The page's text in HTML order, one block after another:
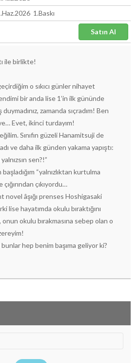
1.Baskı
ile birlikte!
o sıkıcı günler nihayet
bir anda lise 1’in ilk gününde
zamanda sıçradım! Ben
Evet, ikinci turdayım!
Sınıfın güzeli Hanamitsuji de
ve daha ilk günden yakama yapıştı:
sen?!”
“yalnızlıktan kurtulma
çıkıyordu…
novel âşığı prenses Hoshigasaki
lise hayatımda okulu bıraktığını
onun okulu bırakmasına sebep olan o
hep benim başıma geliyor ki?